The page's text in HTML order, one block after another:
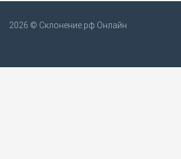
2026 © Склонение.рф Онлайн